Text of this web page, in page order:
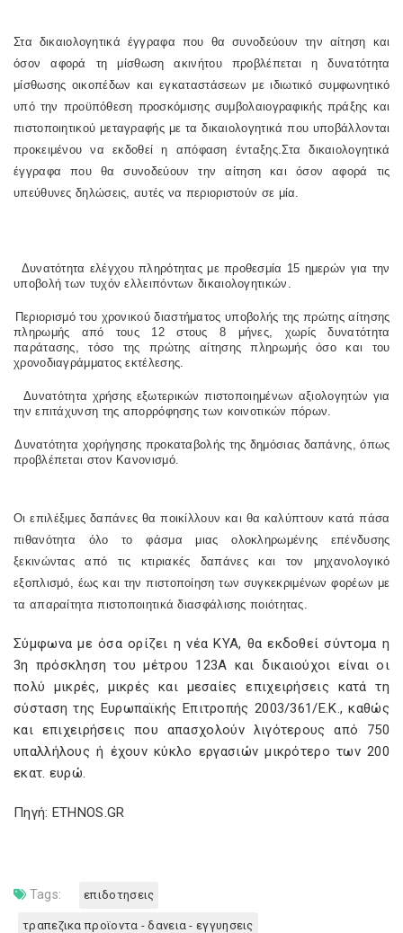
Στα δικαιολογητικά έγγραφα που θα συνοδεύουν την αίτηση και
όσον αφορά τη μίσθωση ακινήτου προβλέπεται η δυνατότητα
μίσθωσης οικοπέδων και εγκαταστάσεων με ιδιωτικό συμφωνητικό
υπό την προϋπόθεση προσκόμισης συμβολαιογραφικής πράξης και
πιστοποιητικού μεταγραφής με τα δικαιολογητικά που υποβάλλονται
προκειμένου να εκδοθεί η απόφαση ένταξης.Στα δικαιολογητικά
έγγραφα που θα συνοδεύουν την αίτηση και όσον αφορά τις
υπεύθυνες δηλώσεις, αυτές να περιοριστούν σε μία.
Δυνατότητα ελέγχου πληρότητας με προθεσμία 15 ημερών για την
υποβολή των τυχόν ελλειπόντων δικαιολογητικών.
Περιορισμό του χρονικού διαστήματος υποβολής της πρώτης αίτησης
πληρωμής από τους 12 στους 8 μήνες, χωρίς δυνατότητα
παράτασης, τόσο της πρώτης αίτησης πληρωμής όσο και του
χρονοδιαγράμματος εκτέλεσης.
Δυνατότητα χρήσης εξωτερικών πιστοποιημένων αξιολογητών για
την επιτάχυνση της απορρόφησης των κοινοτικών πόρων.
Δυνατότητα χορήγησης προκαταβολής της δημόσιας δαπάνης, όπως
προβλέπεται στον Κανονισμό.
Οι επιλέξιμες δαπάνες θα ποικίλλουν και θα καλύπτουν κατά πάσα
πιθανότητα όλο το φάσμα μιας ολοκληρωμένης επένδυσης
ξεκινώντας από τις κτιριακές δαπάνες και τον μηχανολογικό
εξοπλισμό, έως και την πιστοποίηση των συγκεκριμένων φορέων με
τα απαραίτητα πιστοποιητικά διασφάλισης ποιότητας.
Σύμφωνα με όσα ορίζει η νέα ΚΥΑ, θα εκδοθεί σύντομα η
3η πρόσκληση του μέτρου 123Α και δικαιούχοι είναι οι
πολύ μικρές, μικρές και μεσαίες επιχειρήσεις κατά τη
σύσταση της Ευρωπαϊκής Επιτροπής 2003/361/Ε.Κ., καθώς
και επιχειρήσεις που απασχολούν λιγότερους από 750
υπαλλήλους ή έχουν κύκλο εργασιών μικρότερο των 200
εκατ. ευρώ.
Πηγή: ETHNOS.GR
Tags: επιδοτησεις
τραπεζικα προϊοντα - δανεια - εγγυησεις